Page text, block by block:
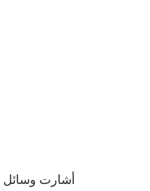
أشارت وسائل